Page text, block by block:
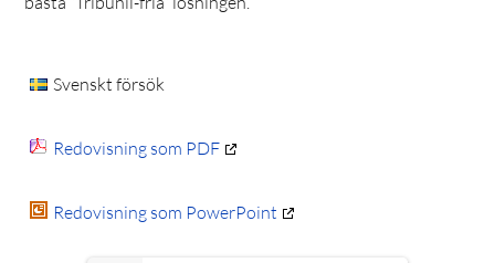
Svenskt försök
Redovisning som PDF
Redovisning som PowerPoint